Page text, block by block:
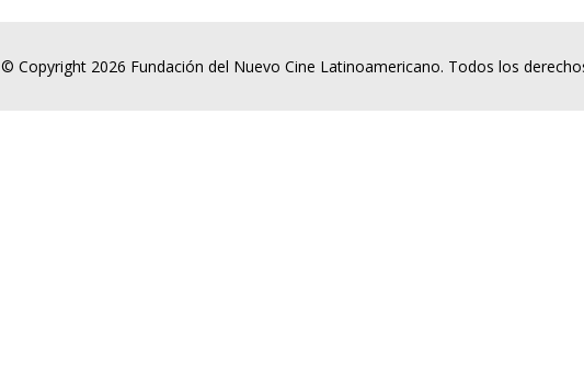
© Copyright 2026 Fundación del Nuevo Cine Latinoamericano. Todos los